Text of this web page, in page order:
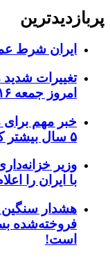
پربازدیدترین
ایران شرط
تغییرات
امروز جمعه ۱۶ مرداد ۱۴۰۵ را ببینند
خبر مهم برای
۵ سال بیشتر کار کنند
وزیر
با ایران را
هشدار سنگین
فروخته‌شده
است!